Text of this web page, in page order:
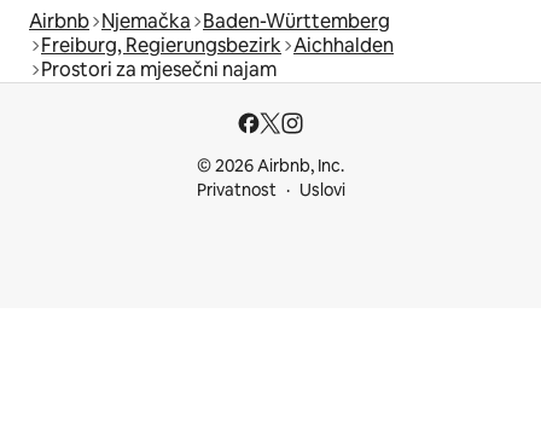
Airbnb Njemačka Baden-Württemberg
Freiburg, Regierungsbezirk Aichhalden
Prostori za mjesečni najam
© 2026 Airbnb, Inc.
Privatnost
Uslovi